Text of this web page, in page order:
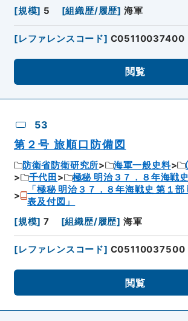
[規模] 5 [組織歴/履歴] 海軍
[レファレンスコード] C05110037400
閲覧
53
第２号 旅順口防備図
防衛省防衛研究所 海軍一般史料
千代田
極秘 明治３７．８年海戦史
「極秘 明治３７．８年海戦史 第１
表及付図」
[規模] 7 [組織歴/履歴] 海軍
[レファレンスコード] C05110037500
閲覧